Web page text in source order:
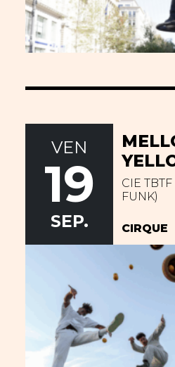
CIE
FUNK)
CIRQUE
VEN
19
SEP.